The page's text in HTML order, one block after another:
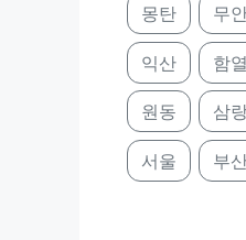
몽탄 무
익산 함열
원동 삼
서울 부